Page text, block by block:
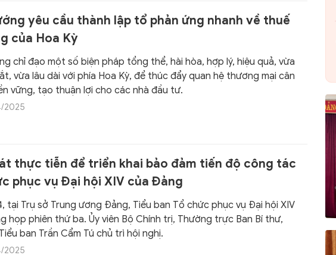
hiện nay.
biểu Nhân dân trân trọng giới thiệu toàn văn bài viết.
yêu cầu thành lập tổ phản ứng nhanh về thuế
của Hoa Kỳ
chỉ đạo một số biện pháp tổng thể, hài hòa, hợp lý, hiệu quả, vừa
vừa lâu dài với phía Hoa Kỳ, để thúc đẩy quan hệ thương mại cân
vững, tạo thuận lợi cho các nhà đầu tư.
2025
thực tiễn để triển khai bảo đảm tiến độ công tác
phục vụ Đại hội XIV của Đảng
tại Trụ sở Trung ương Đảng, Tiểu ban Tổ chức phục vụ Đại hội XIV
họp phiên thứ ba. Ủy viên Bộ Chính trị, Thường trực Ban Bí thư,
ban Trần Cẩm Tú chủ trì hội nghị.
2025